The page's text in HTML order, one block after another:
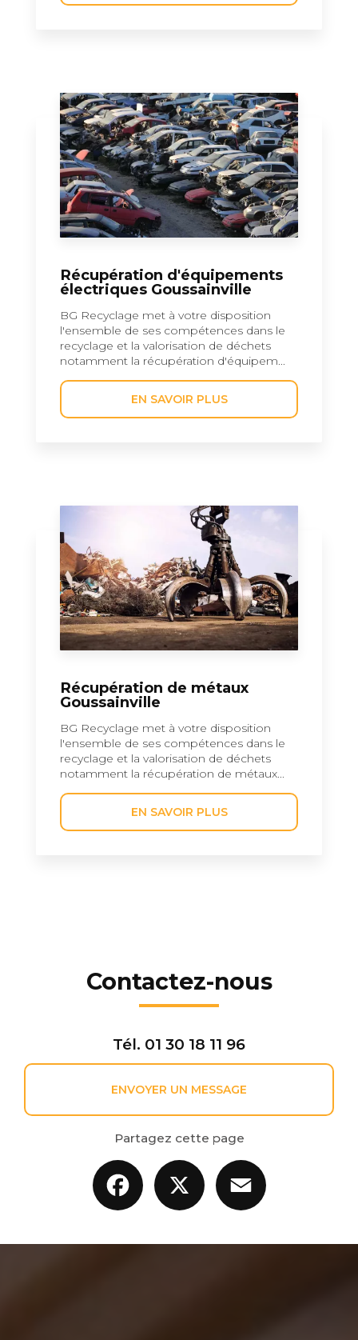
Récupération d'équipements
électriques Goussainville
BG Recyclage met à votre disposition
l'ensemble de ses compétences dans le
recyclage et la valorisation de déchets
notamment la récupération d'équipem...
EN SAVOIR PLUS
Récupération de métaux
Goussainville
BG Recyclage met à votre disposition
l'ensemble de ses compétences dans le
recyclage et la valorisation de déchets
notamment la récupération de métaux...
EN SAVOIR PLUS
Contactez-nous
Tél. 01 30 18 11 96
ENVOYER UN MESSAGE
Partagez cette page
Facebook